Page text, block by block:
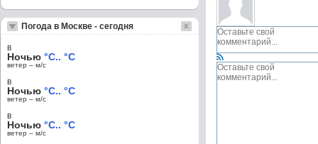
Погода в Москве - сегодня
в
Ночью °C.. °C
ветер – м/c
в
Ночью °C.. °C
ветер – м/c
в
Ночью °C.. °C
ветер – м/c